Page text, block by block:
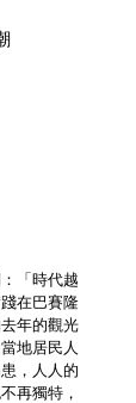
「時代越
在巴賽隆
年的觀光
地居民人
，人人的
再獨特，